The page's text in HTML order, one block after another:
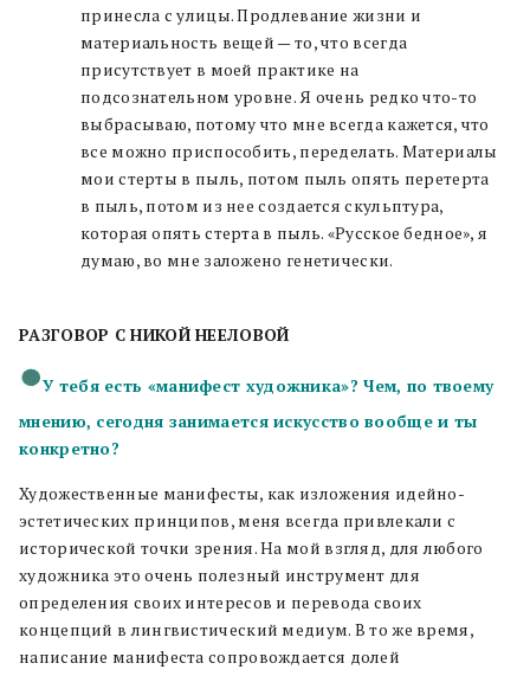
принесла с улицы. Продлевание жизни и
материальность вещей —то, что всегда
присутствует в моей практике на
подсознательном уровне. Я очень редко что-то
выбрасываю, потому что мне всегда кажется, что
все можно приспособить, переделать. Материалы
мои стерты в пыль, потом пыль опять перетерта
в пыль, потом из нее создается скульптура,
которая опять стерта в пыль. «Русское бедное», я
думаю, во мне заложено генетически.
РАЗГОВОР С НИКОЙ НЕЕЛОВОЙ
У тебя есть «манифест художника»? Чем, по твоему
мнению, сегодня занимается искусство вообще и ты
конкретно?
Художественные манифесты, как изложения идейно-
эстетических принципов, меня всегда привлекали с
исторической точки зрения. На мой взгляд, для любого
художника это очень полезный инструмент для
определения своих интересов и перевода своих
концепций в лингвистический медиум. В то же время,
написание манифеста сопровождается долей